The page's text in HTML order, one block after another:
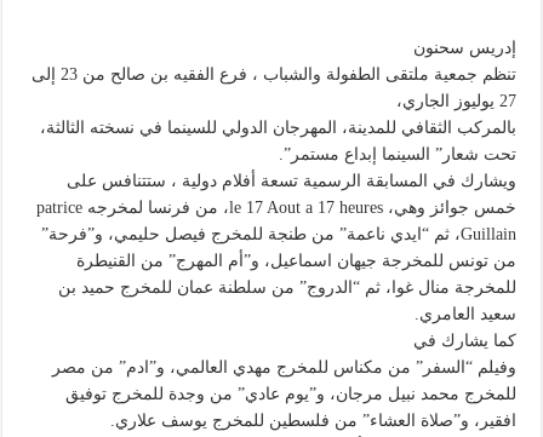
إدريس سحنون
تنظم جمعية ملتقى الطفولة والشباب ، فرع الفقيه بن صالح من 23 إلى
27 يوليوز الجاري،
بالمركب الثقافي للمدينة، المهرجان الدولي للسينما في نسخته الثالثة،
تحت شعار” السينما إبداع مستمر”.
ويشارك في المسابقة الرسمية تسعة أفلام دولية ، ستتنافس على
خمس جوائز وهي، le 17 Aout a 17 heures، من فرنسا لمخرجه patrice
Guillain، ثم “ايدي ناعمة” من طنجة للمخرج فيصل حليمي، و”فرحة”
من تونس للمخرجة جيهان اسماعيل، و”أم المهرج” من القنيطرة
للمخرجة منال غوا، ثم “الدروج” من سلطنة عمان للمخرج حميد بن
سعيد العامري.
كما يشارك في
وفيلم “السفر” من مكناس للمخرج مهدي العالمي، و”ادم” من مصر
للمخرج محمد نبيل مرجان، و”يوم عادي” من وجدة للمخرج توفيق
افقير، و”صلاة العشاء” من فلسطين للمخرج يوسف علاري.